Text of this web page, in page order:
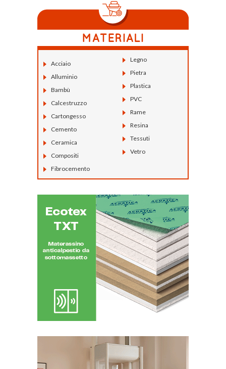
Acciaio
Alluminio
Bambù
Calcestruzzo
Cartongesso
Cemento
Ceramica
Compositi
Fibrocemento
Legno
Pietra
Plastica
PVC
Rame
Resina
Tessuti
Vetro